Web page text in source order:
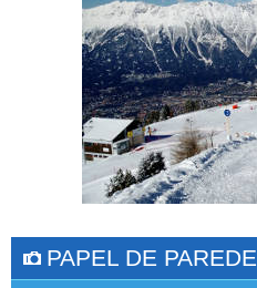
PAPEL DE PAREDE